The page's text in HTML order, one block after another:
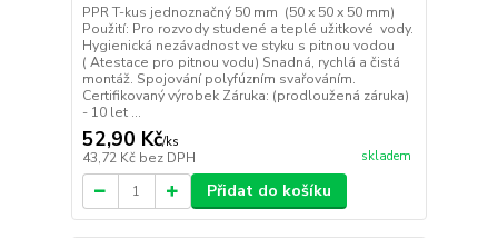
PPR T-kus jednoznačný 50 mm (50 x 50 x 50 mm)
Použití: Pro rozvody studené a teplé užitkové vody.
Hygienická nezávadnost ve styku s pitnou vodou
( Atestace pro pitnou vodu) Snadná, rychlá a čistá
montáž. Spojování polyfúzním svařováním.
Certifikovaný výrobek Záruka: (prodloužená záruka)
- 10 let ...
52,90 Kč/ks
43,72 Kč bez DPH skladem
Přidat do košíku